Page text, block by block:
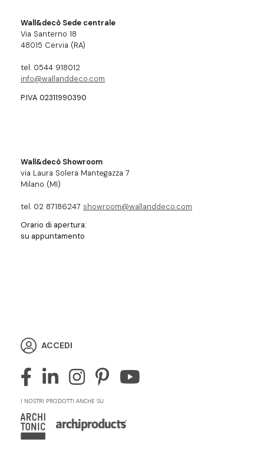
Wall&decò Sede centrale
Via Santerno 18
48015 Cervia (RA)
tel. 0544 918012
info@wallanddeco.com
P.IVA 02311990390
Wall&decò Showroom
via Laura Solera Mantegazza 7
Milano (MI)
tel. 02 87186247 showroom@wallanddeco.com
Orario di apertura:
su appuntamento
ACCEDI
I NOSTRI PRODOTTI ANCHE SU